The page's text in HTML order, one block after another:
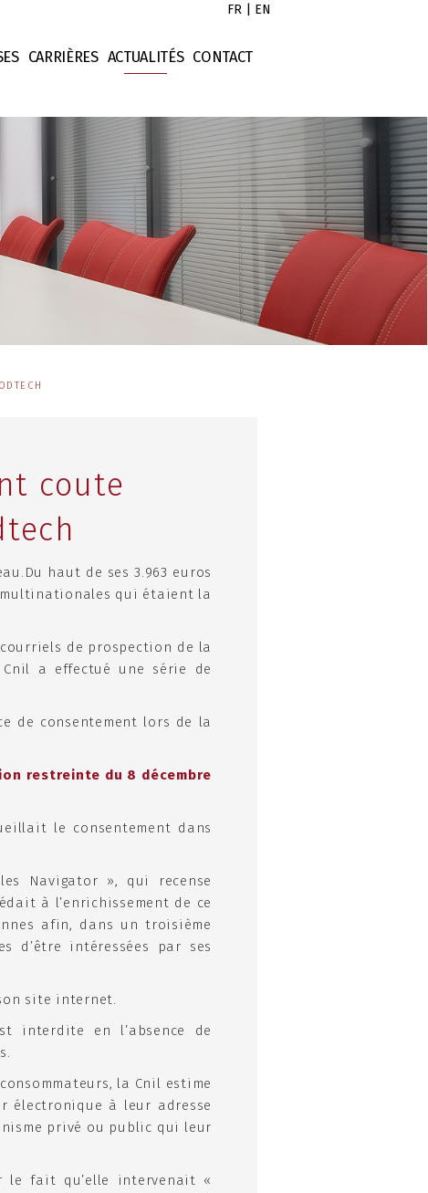
FR EN
Sociétés
Intellectuelle
CARRIÈRES ACTUALITÉS
Droit des sociétés
Droit fiscal
Evénement
Numérique
Opérations - Finance
Opérations - Immobilier
Opérations - International
Opérations - Levée de fond
Opérations - M&A
CONTACT
coute
haut de ses 3.963 euros
multinationales qui étaient la
de prospection de la
a effectué une série de
de consentement lors de la
restreinte du 8 décembre
le consentement dans
Navigator », qui recense
à l’enrichissement de ce
afin, dans un troisième
d’être intéressées par ses
site internet.
interdite en l’absence de
la Cnil estime
électronique à leur adresse
privé ou public qui leur
le fait qu’elle intervenait «